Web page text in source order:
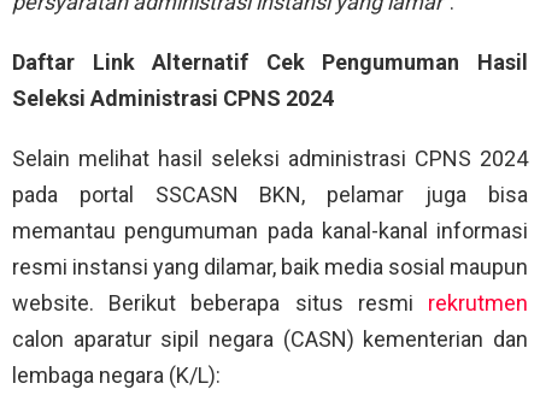
Daftar Link Alternatif Cek Pengumuman Hasil
Seleksi Administrasi CPNS 2024
Selain melihat hasil seleksi administrasi CPNS 2024
pada portal SSCASN BKN, pelamar juga bisa
memantau pengumuman pada kanal-kanal informasi
resmi instansi yang dilamar, baik media sosial maupun
website. Berikut beberapa situs resmi rekrutmen
calon aparatur sipil negara (CASN) kementerian dan
lembaga negara (K/L):